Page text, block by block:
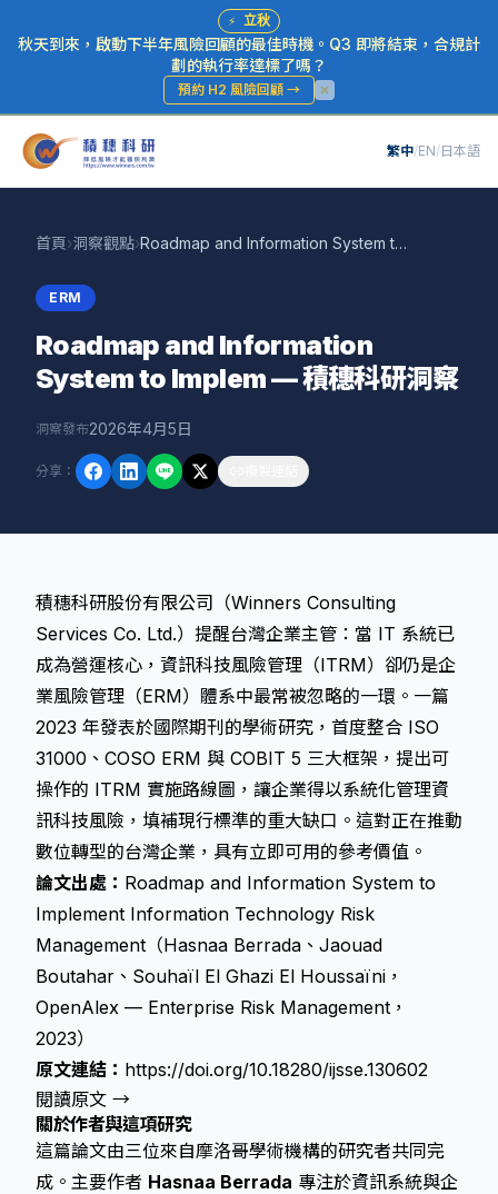
⚡ 立秋
秋天到來，啟動下半年風險回顧的最佳時機。Q3 即將結束，合規計
劃的執行率達標了嗎？
預約 H2 風險回顧 →
繁中/EN/日本語
首頁›洞察觀點› Roadmap and Information System to Implem — 積穗科研洞察
ERM
Roadmap and Information
System to Implem — 積穗科研洞察
洞察發布2026年4月5日
分享 ：
積穗科研股份有限公司（Winners Consulting
Services Co. Ltd.）提醒台灣企業主管：當 IT 系統已
成為營運核心，資訊科技風險管理（ITRM）卻仍是企
業風險管理（ERM）體系中最常被忽略的一環。一篇
2023 年發表於國際期刊的學術研究，首度整合 ISO
31000、COSO ERM 與 COBIT 5 三大框架，提出可
操作的 ITRM 實施路線圖，讓企業得以系統化管理資
訊科技風險，填補現行標準的重大缺口。這對正在推動
數位轉型的台灣企業，具有立即可用的參考價值。
論文出處： Roadmap and Information System to
Implement Information Technology Risk
Management（Hasnaa Berrada、Jaouad
Boutahar、Souhaïl El Ghazi El Houssaïni，
OpenAlex — Enterprise Risk Management，
2023）
原文連結： https://doi.org/10.18280/ijsse.130602
閱讀原文 →
關於作者與這項研究
這篇論文由三位來自摩洛哥學術機構的研究者共同完
成。主要作者 Hasnaa Berrada 專注於資訊系統與企